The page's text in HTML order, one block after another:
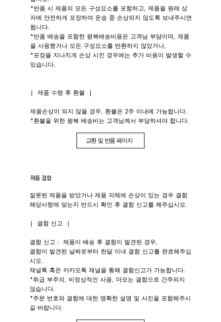
*반품 시 제품의 모든 구성요소를 포함하고, 제품을 원래 상
자에 안전하게 포장하여 운송 중 손상되지 않도록 보내주시면
됩니다.
*반품 배송을 포함한 왕복배송비용은 고객님 부담이며, 제품
을 사용했거나 모든 구성요소를 반환하지 않았거나,
*포장을 지나치게 손상 시킨 경우에는 추가 비용이 발생할 수
있습니다.
| 제품 수령 후 환불 |
제품손상이 되지 않을 경우, 환불은 2주 이내에 가능합니다.
*환불을 위한 왕복 배송비는 고객님​께서 부담하셔야 합니다.
교환 및 반품 페이지
제품​결함
잘못된 제품을 받았거나 제품 자체에 손상이 있는 경우 결함
해당사항에 맞는지 반드시 확인 후 결함 신고를 해주십시오.
| 결함 신고 |
결함 신고 : 제품이 배송 후 결함이 발견된 경우,
결함이 발견된 날짜로부터 한달 이내 결함 신고를 완료해주십
시오.
​채널톡 혹은 카카오톡 채널을 통해 결함신고가 가능합니다.
*취급 부주의, 비정상적인 사용, 마모는 결함으로 간주되지
않습니다.
*주문 번호와 결함에 대한 명확한 설명 및 사진을 포함해주시
길 바랍니다.